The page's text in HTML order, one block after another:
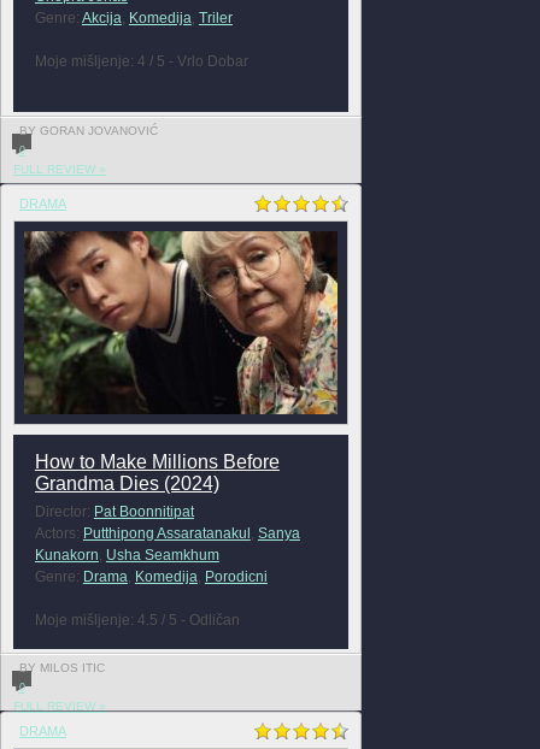
Genre: Akcija, Komedija, Triler
Moje mišljenje: 4 / 5 - Vrlo Dobar
BY GORAN JOVANOVIĆ
0
FULL REVIEW »
DRAMA
How to Make Millions Before
Grandma Dies (2024)
Director: Pat Boonnitipat
Actors: Putthipong Assaratanakul , Sanya
Kunakorn, Usha Seamkhum
Genre: Drama, Komedija, Porodicni
Moje mišljenje: 4.5 / 5 - Odličan
BY MILOS ITIC
0
FULL REVIEW »
DRAMA